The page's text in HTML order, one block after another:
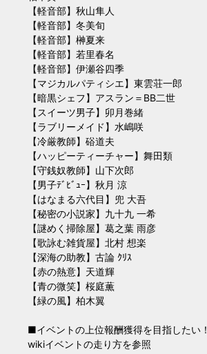
【軽音部】秋山隼人
【軽音部】冬美旬
【軽音部】榊夏来
【軽音部】若里春名
【軽音部】伊瀬谷四季
【マジカルパティシエ】東雲荘一郎
【暗黒シェフ】アスラン＝BB二世
【スイーツ男子】卯月巻緒
【ラブリーメイド】水嶋咲
【冷厳教師】硲道夫
【ハッピーティーチャー】舞田類
【守銭奴教師】山下次郎
【男子ﾃﾞﾋﾞｭｰ】秋月 涼
【はなまる六代目】兜 大吾
【秘密の小説家】九十九 一希
【謎めく掃除屋】葛之葉 雨彦
【歌詠む雑貨屋】北村 想楽
【深海の助教】古論 ｸﾘｽ
【赤の熱意】天道輝
【青の微笑】桜庭薫
【緑の風】柏木翼
■イベントの上位報酬獲得を目指したい！
wikiイベントの走り方を参照